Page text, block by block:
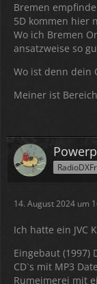
Deutsche wie
Der Nachteil
anders
Sogar Bremen
zu schwach.
Bremen
5D kommen hier
Wo ich Bremen
ansatzweise so
Wo ist denn dein
Meiner ist
14. August 2024 um
Ich hatte ein JVC
Eingebaut (1997)
CD`s mit MP3
Rumeimerei mit